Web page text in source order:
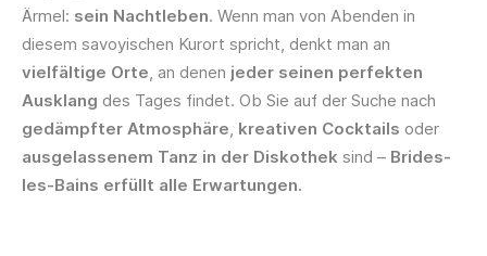
Ärmel: sein Nachtleben. Wenn man von Abenden in
diesem savoyischen Kurort spricht, denkt man an
vielfältige Orte, an denen jeder seinen perfekten
Ausklang des Tages findet. Ob Sie auf der Suche nach
gedämpfter Atmosphäre, kreativen Cocktails oder
ausgelassenem Tanz in der Diskothek sind – Brides-
les-Bains erfüllt alle Erwartungen.